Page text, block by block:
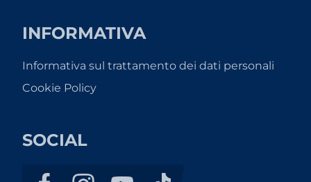
INFORMATIVA
Informativa sul trattamento dei dati personali
Cookie Policy
SOCIAL